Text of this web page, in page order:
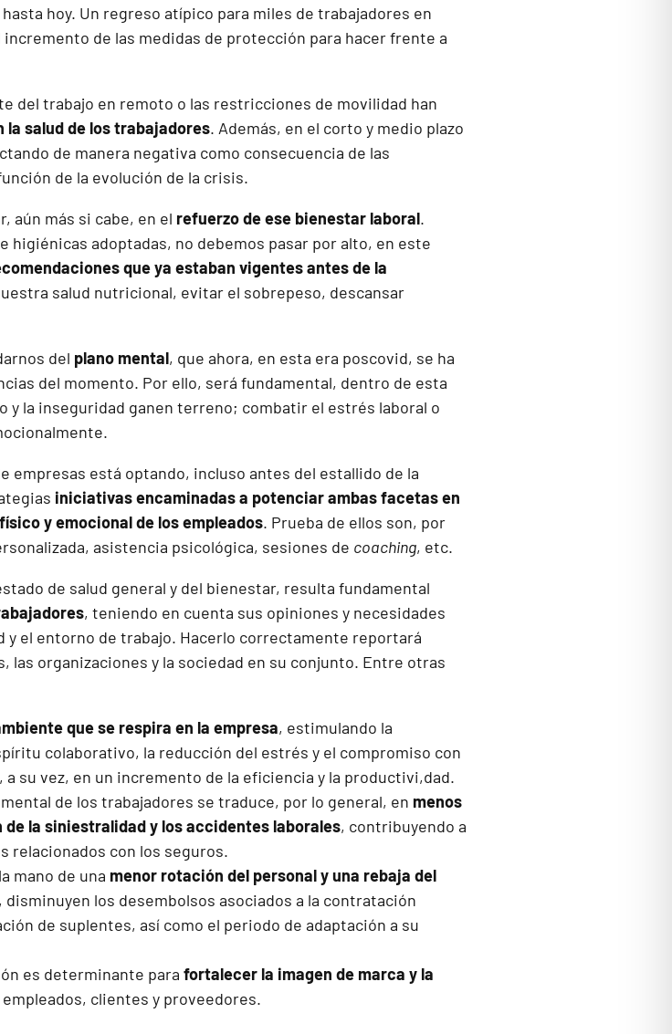
hoy. Un regreso atípico para miles de trabajadores en
de las medidas de protección para hacer frente a
del trabajo en remoto o las restricciones de movilidad han
salud de los trabajadores. Además, en el corto y medio plazo
de manera negativa como consecuencia de las
de la evolución de la crisis.
aún más si cabe, en el refuerzo de ese bienestar laboral.
higiénicas adoptadas, no debemos pasar por alto, en este
que ya estaban vigentes antes de la
salud nutricional, evitar el sobrepeso, descansar
del plano mental, que ahora, en esta era poscovid, se ha
del momento. Por ello, será fundamental, dentro de esta
y la inseguridad ganen terreno; combatir el estrés laboral o
empresas está optando, incluso antes del estallido de la
iniciativas encaminadas a potenciar ambas facetas en
y emocional de los empleados. Prueba de ellos son, por
asistencia psicológica, sesiones de coaching, etc.
de salud general y del bienestar, resulta fundamental
, teniendo en cuenta sus opiniones y necesidades
y el entorno de trabajo. Hacerlo correctamente reportará
las organizaciones y la sociedad en su conjunto. Entre otras
que se respira en la empresa, estimulando la
colaborativo, la reducción del estrés y el compromiso con
a su vez, en un incremento de la eficiencia y la productivi,dad.
de los trabajadores se traduce, por lo general, en menos
la siniestralidad y los accidentes laborales, contribuyendo a
relacionados con los seguros.
mano de una menor rotación del personal y una rebaja del
los desembolsos asociados a la contratación
de suplentes, así como el periodo de adaptación a su
es determinante para fortalecer la imagen de marca y la
empleados, clientes y proveedores.